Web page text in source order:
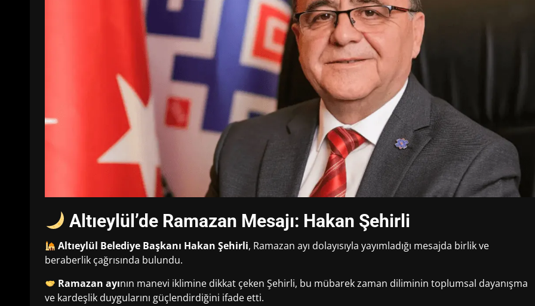
Altıeylül’de Ramazan Mesajı: Hakan Şehirli
Altıeylül Belediye Başkanı Hakan Şehirli, Ramazan ayı dolayısıyla yayımladığı mesajda birlik ve
beraberlik çağrısında bulundu.
Ramazan ayının manevi iklimine dikkat çeken Şehirli, bu mübarek zaman diliminin toplumsal dayanışma
ve kardeşlik duygularını güçlendirdiğini ifade etti.